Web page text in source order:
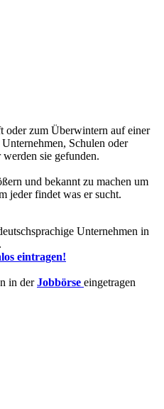
oder zum Überwintern auf einer
Schulen oder
sie gefunden.
und bekannt zu machen um
jeder findet was er sucht.
Unternehmen in
eintragen!
in derJobbörse eingetragen